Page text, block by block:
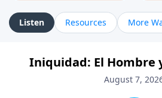
Listen Resources More
Iniquidad: El Hombre
August 7,